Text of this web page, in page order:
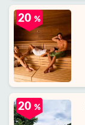
20 %
20 %